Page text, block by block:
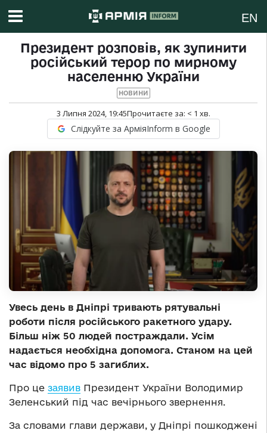
EN
Президент розповів, як зупинити
російський терор по мирному
населенню України
НОВИНИ
3 Липня 2024, 19:45Прочитаєте за: < 1 хв.
Слідкуйте за АрміяInform в Google
Увесь день в Дніпрі тривають рятувальні
роботи після російського ракетного удару.
Більш ніж 50 людей постраждали. Усім
надається необхідна допомога. Станом на цей
час відомо про 5 загиблих.
Про це заявив Президент України Володимир
Зеленський під час вечірнього звернення.
За словами глави держави, у Дніпрі пошкоджені